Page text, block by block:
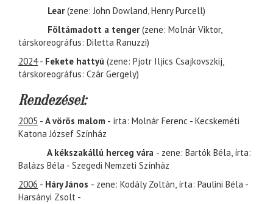
Lear(zene: John Dowland, Henry Purcell)
Föltámadott a tenger(zene: Molnár Viktor,
társkoreográfus: Diletta Ranuzzi)
2024- Fekete hattyú (zene: Pjotr Iljics Csajkovszkij,
társkoreográfus: Czár Gergely)
Rendezései:
2005 - A vörös malom - írta: Molnár Ferenc - Kecskeméti
Katona József Színház
A kékszakállú herceg vára - zene: Bartók Béla, írta:
Balázs Béla - Szegedi Nemzeti Színház
2006 - Háry János - zene: Kodály Zoltán, írta: Paulini Béla -
Harsányi Zsolt -